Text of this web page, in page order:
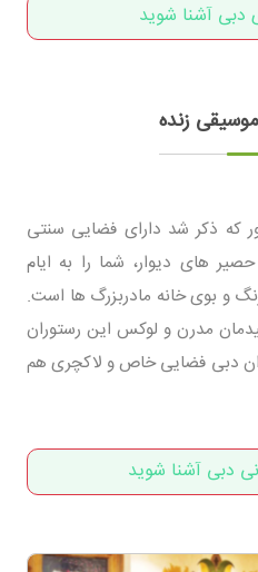
دبی آشنا شوید
زنده
که ذکر شد دارای فضایی سنتی
های دیوار، شما را به ایام
و بوی خانه مادربزرگ ها است.
مدرن و لوکس این رستوران
دبی فضایی خاص و لاکچری هم
دبی آشنا شوید